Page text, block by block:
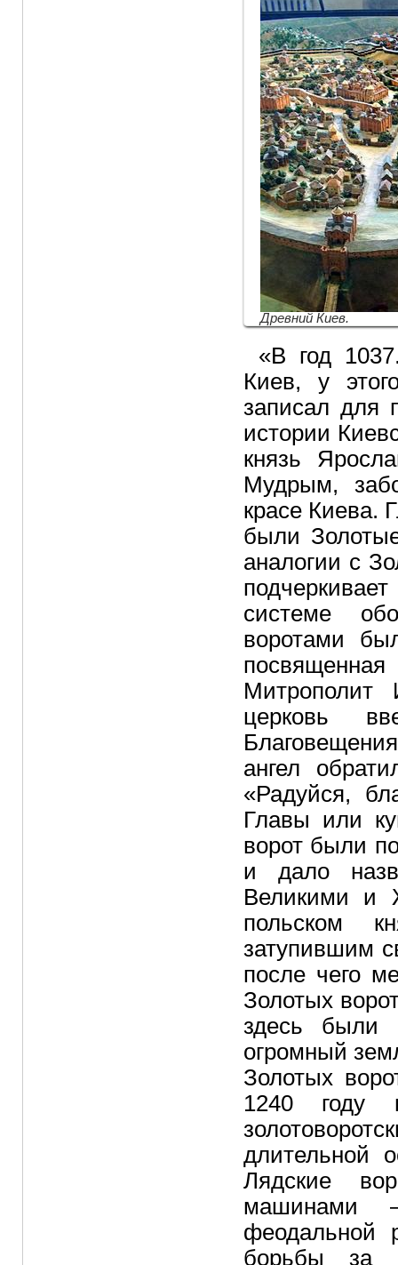
Древний Киев.
«В год
Киев, у
записал для
истории
князь
Мудрым,
красе Киева.
были
аналогии с
системе
воротами
Митрополит
церковь
ангел
«Радуйся,
Главы или
ворот были
и дало
Великими и
польском
затупившим
после чего
Золотых
здесь были
огромный
Золотых
1240 году
длительной
Лядские
машинами
феодальной
борьбы за